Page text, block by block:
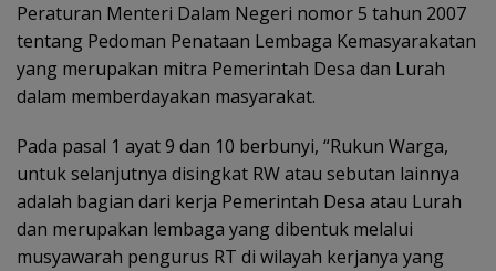
Peraturan Menteri Dalam Negeri nomor 5 tahun 2007
tentang Pedoman Penataan Lembaga Kemasyarakatan
yang merupakan mitra Pemerintah Desa dan Lurah
dalam memberdayakan masyarakat.
Pada pasal 1 ayat 9 dan 10 berbunyi, “Rukun Warga,
untuk selanjutnya disingkat RW atau sebutan lainnya
adalah bagian dari kerja Pemerintah Desa atau Lurah
dan merupakan lembaga yang dibentuk melalui
musyawarah pengurus RT di wilayah kerjanya yang